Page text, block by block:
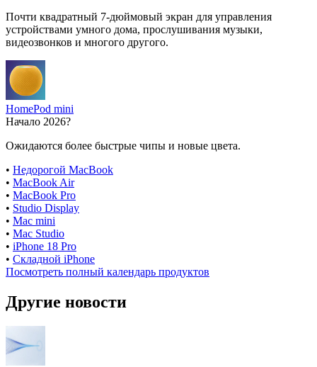
Почти квадратный 7-дюймовый экран для управления
устройствами умного дома, прослушивания музыки,
видеозвонков и многого другого.
HomePod mini
Начало 2026?
Ожидаются более быстрые чипы и новые цвета.
• Недорогой MacBook
• MacBook Air
• MacBook Pro
• Studio Display
• Mac mini
• Mac Studio
• iPhone 18 Pro
• Складной iPhone
Посмотреть полный календарь продуктов
Другие новости